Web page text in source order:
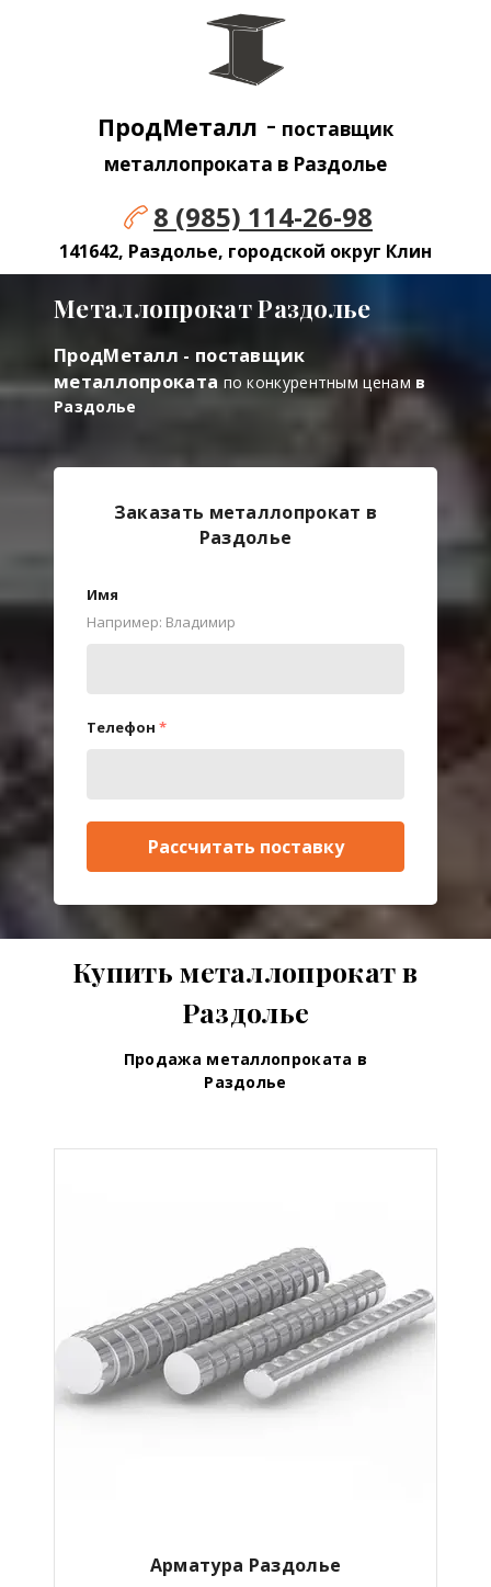
ПродМеталл - поставщик
металлопроката в Раздолье
8 (985) 114-26-98
141642, Раздолье, городской округ Клин
Металлопрокат Раздолье
ПродМеталл - поставщик
металлопроката по конкурентным ценам в
Раздолье
Заказать металлопрокат в
Раздолье
Имя
Например: Владимир
Телефон *
Рассчитать поставку
Купить металлопрокат в
Раздолье
Продажа металлопроката в
Раздолье
Арматура Раздолье